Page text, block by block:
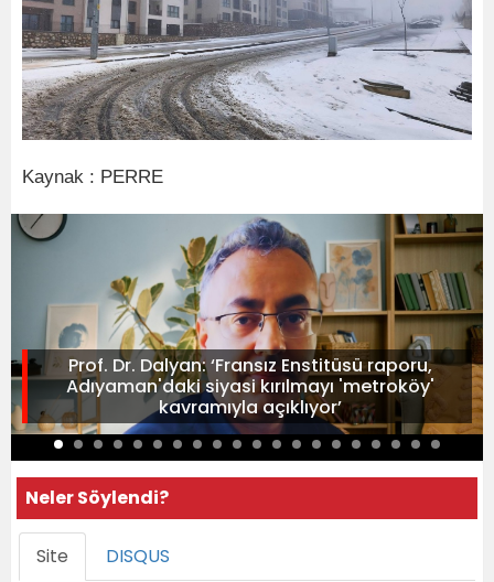
Kaynak : PERRE
Prof. Dr. Dalyan: ‘Fransız Enstitüsü raporu,
Adıyaman'daki siyasi kırılmayı 'metroköy'
kavramıyla açıklıyor’
Neler Söylendi?
Site DISQUS